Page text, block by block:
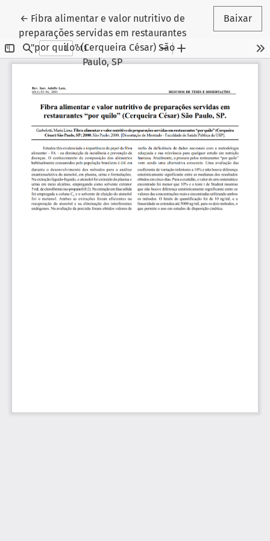
← Voltar aos Detalhes do Artigo
Fibra alimentar e valor nutritivo de
preparações servidas em restaurantes
"por quilo" (Cerqueira César) São
Paulo, SP
Baixar